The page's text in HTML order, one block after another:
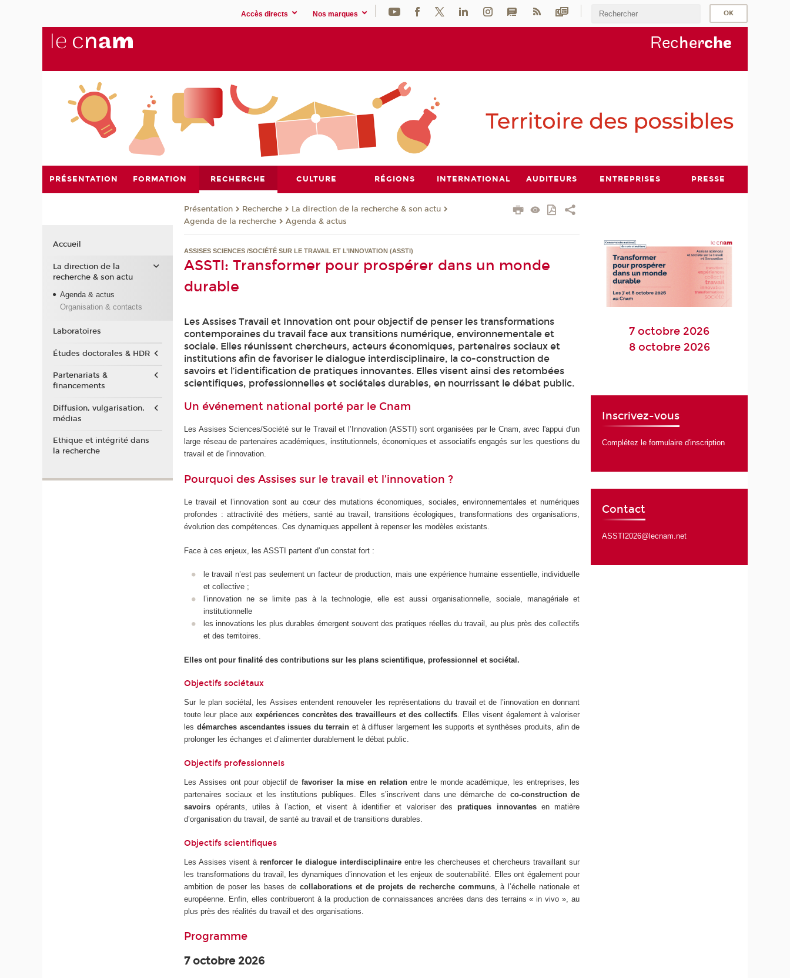
Accès directs Nos marques
Recherche
PRÉSENTATION FORMATION RECHERCHE CULTURE RÉGIONS INTERNATIONAL AUDITEURS ENTREPRISES PRESSE
Présentation Recherche
La direction de la recherche & son actu
Agenda de la recherche
Agenda & actus
ASSISES SCIENCES /SOCIÉTÉ SUR LE TRAVAIL ET L’INNOVATION (ASSTI)
ASSTI: Transformer pour prospérer dans un monde
durable
Les Assises Travail et Innovation ont pour objectif de penser les transformations
contemporaines du travail face aux transitions numérique, environnementale et
sociale. Elles réunissent chercheurs, acteurs économiques, partenaires sociaux et
institutions afin de favoriser le dialogue interdisciplinaire, la co-construction de
savoirs et l’identification de pratiques innovantes. Elles visent ainsi des retombées
scientifiques, professionnelles et sociétales durables, en nourrissant le débat public.
Un événement national porté par le Cnam
Les Assises Sciences/Société sur le Travail et l’Innovation (ASSTI) sont organisées par le Cnam, avec l'appui d'un
large réseau de partenaires académiques, institutionnels, économiques et associatifs engagés sur les questions du
travail et de l'innovation.
Pourquoi des Assises sur le travail et l’innovation ?
Le travail et l’innovation sont au cœur des mutations économiques, sociales, environnementales et numériques
profondes : attractivité des métiers, santé au travail, transitions écologiques, transformations des organisations,
évolution des compétences. Ces dynamiques appellent à repenser les modèles existants.
Face à ces enjeux, les ASSTI partent d’un constat fort :
le travail n’est pas seulement un facteur de production, mais une expérience humaine essentielle, individuelle
et collective ;
l’innovation ne se limite pas à la technologie, elle est aussi organisationnelle, sociale, managériale et
institutionnelle
les innovations les plus durables émergent souvent des pratiques réelles du travail, au plus près des collectifs
et des territoires.
Elles ont pour finalité des contributions sur les plans scientifique, professionnel et sociétal.
Objectifs sociétaux
Sur le plan sociétal, les Assises entendent renouveler les représentations du travail et de l’innovation en donnant
toute leur place aux expériences concrètes des travailleurs et des collectifs. Elles visent également à valoriser
les démarches ascendantes issues du terrain et à diffuser largement les supports et synthèses produits, afin de
prolonger les échanges et d’alimenter durablement le débat public.
Objectifs professionnels
Les Assises ont pour objectif defavoriser la mise en relationentre le monde académique, les entreprises, les
partenaires sociaux et les institutions publiques. Elles s’inscrivent dans une démarche de co-construction de
savoirs opérants, utiles à l’action, et visent à identifier et valoriser despratiques innovantesen matière
d’organisation du travail, de santé au travail et de transitions durables.
Objectifs scientifiques
Les Assises visent à renforcer le dialogue interdisciplinaireentre les chercheuses et chercheurs travaillant sur
les transformations du travail, les dynamiques d’innovation et les enjeux de soutenabilité. Elles ont également pour
ambition de poser les bases de collaborations et de projets de recherche communs, à l’échelle nationale et
européenne. Enfin, elles contribueront à la production de connaissances ancrées dans des terrains « in vivo », au
plus près des réalités du travail et des organisations.
Programme
7 octobre 2026
7 octobre 2026
8 octobre 2026
Inscrivez-vous
Complétez le formulaire d'inscription
Contact
ASSTI2026@lecnam.net
Accueil
La direction de la
recherche & son actu
Agenda & actus
Organisation & contacts
Laboratoires
Études doctorales & HDR
Partenariats &
financements
Diffusion, vulgarisation,
médias
Ethique et intégrité dans
la recherche